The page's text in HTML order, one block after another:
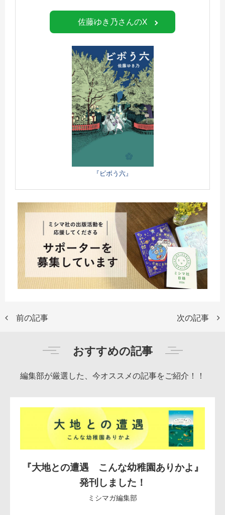
佐藤ゆき乃さんのX
『ビボう六』
前の記事 次の記事
おすすめの記事
編集部が厳選した、今オススメの記事をご紹介！！
『大地との遭遇 こんな幼稚園ありかよ』
発刊しました！
ミシマガ編集部